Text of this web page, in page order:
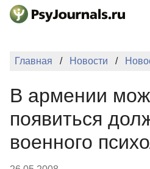
Перейти к основному
ПОДАТЬ
КЛЮЧЕВЫЕ
Регистрация
Главная Новости
В армении
появиться
военного